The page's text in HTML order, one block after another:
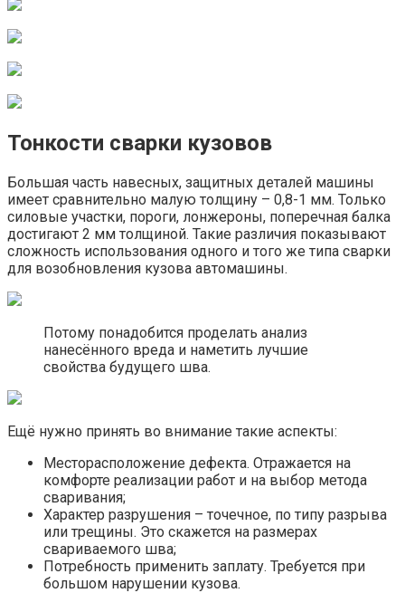
Тонкости сварки кузовов
Большая часть навесных, защитных деталей машины
имеет сравнительно малую толщину – 0,8-1 мм. Только
силовые участки, пороги, лонжероны, поперечная балка
достигают 2 мм толщиной. Такие различия показывают
сложность использования одного и того же типа сварки
для возобновления кузова автомашины.
Потому понадобится проделать анализ
нанесённого вреда и наметить лучшие
свойства будущего шва.
Ещё нужно принять во внимание такие аспекты:
Месторасположение дефекта. Отражается на
комфорте реализации работ и на выбор метода
сваривания;
Характер разрушения – точечное, по типу разрыва
или трещины. Это скажется на размерах
свариваемого шва;
Потребность применить заплату. Требуется при
большом нарушении кузова.